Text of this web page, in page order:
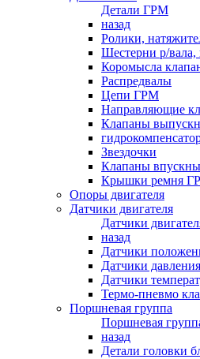
Детали ГРМ
назад
Ролики,
Шестерни р/вала,
Коромысла
Распредвалы
Цепи ГРМ
Направляющие
Клапаны
Звездочки
Клапаны
Крышки ремня
Опоры двигателя
Датчики двигателя
Датчики
назад
Датчики
Датчики
Датчики
Термо-пневмо
Поршневая группа
Поршневая
назад
Детали головки